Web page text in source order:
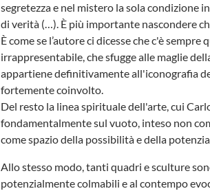
segretezza e nel mistero la sola condizione
di verità (…). È più importante nascondere
È come se l’autore ci dicesse che c'è
irrappresentabile, che sfugge alle maglie
appartiene definitivamente all'iconografia
fortemente coinvolto.
Del resto la linea spirituale dell'arte, cui
fondamentalmente sul vuoto, inteso non
come spazio della possibilità e della
Allo stesso modo, tanti quadri e sculture
potenzialmente colmabili e al contempo